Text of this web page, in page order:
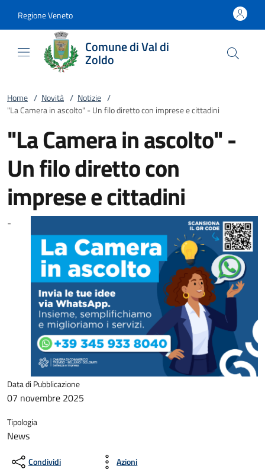
Regione Veneto
Comune di Val di
Zoldo
Home / Novità / Notizie /
"La Camera in ascolto" - Un filo diretto con imprese e cittadini
"La Camera in ascolto" -
Un filo diretto con
imprese e cittadini
-
Data di Pubblicazione
07 novembre 2025
Tipologia
News
Condividi Azioni